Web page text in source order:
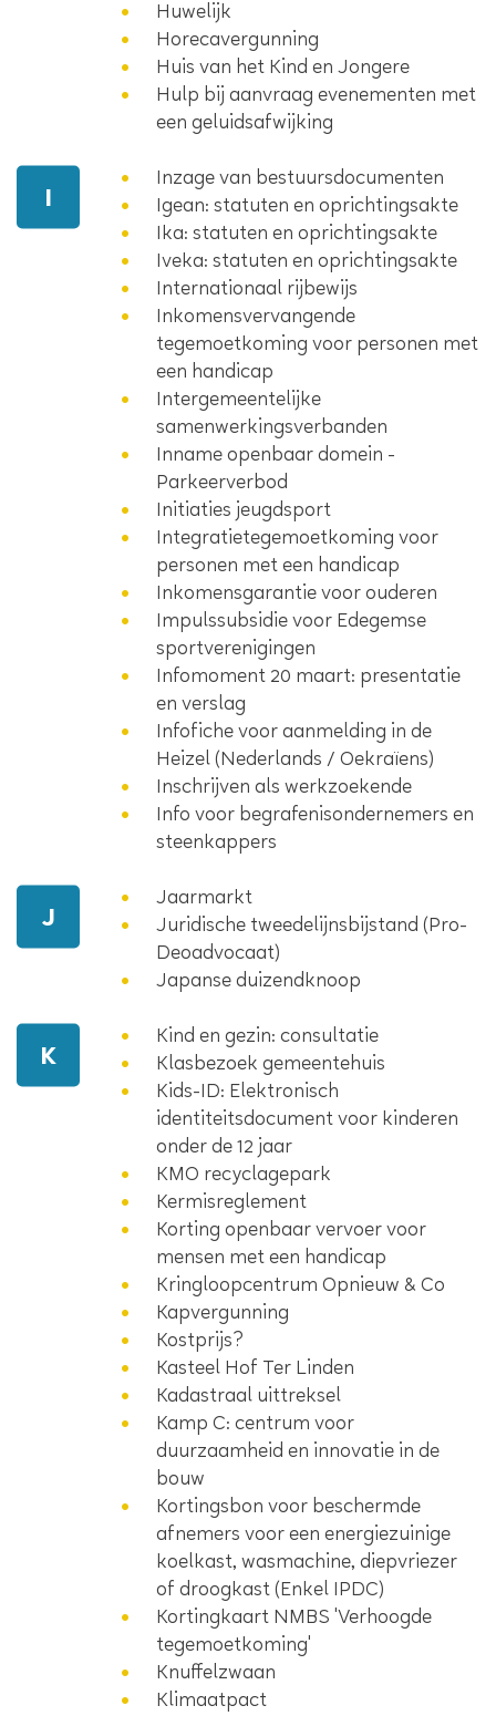
Huwelijk
Horecavergunning
Huis van het Kind en Jongere
Hulp bij aanvraag evenementen met
een geluidsafwijking
I
Inzage van bestuursdocumenten
Igean: statuten en oprichtingsakte
Ika: statuten en oprichtingsakte
Iveka: statuten en oprichtingsakte
Internationaal rijbewijs
Inkomensvervangende
tegemoetkoming voor personen met
een handicap
Intergemeentelijke
samenwerkingsverbanden
Inname openbaar domein -
Parkeerverbod
Initiaties jeugdsport
Integratietegemoetkoming voor
personen met een handicap
Inkomensgarantie voor ouderen
Impulssubsidie voor Edegemse
sportverenigingen
Infomoment 20 maart: presentatie
en verslag
Infofiche voor aanmelding in de
Heizel (Nederlands / Oekraïens)
Inschrijven als werkzoekende
Info voor begrafenisondernemers en
steenkappers
J
Jaarmarkt
Juridische tweedelijnsbijstand (Pro-
Deoadvocaat)
Japanse duizendknoop
K
Kind en gezin: consultatie
Klasbezoek gemeentehuis
Kids-ID: Elektronisch
identiteitsdocument voor kinderen
onder de 12 jaar
KMO recyclagepark
Kermisreglement
Korting openbaar vervoer voor
mensen met een handicap
Kringloopcentrum Opnieuw & Co
Kapvergunning
Kostprijs?
Kasteel Hof Ter Linden
Kadastraal uittreksel
Kamp C: centrum voor
duurzaamheid en innovatie in de
bouw
Kortingsbon voor beschermde
afnemers voor een energiezuinige
koelkast, wasmachine, diepvriezer
of droogkast (Enkel IPDC)
Kortingkaart NMBS 'Verhoogde
tegemoetkoming'
Knuffelzwaan
Klimaatpact